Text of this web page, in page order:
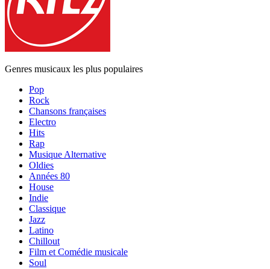
Genres musicaux les plus populaires
Pop
Rock
Chansons françaises
Electro
Hits
Rap
Musique Alternative
Oldies
Années 80
House
Indie
Classique
Jazz
Latino
Chillout
Film et Comédie musicale
Soul